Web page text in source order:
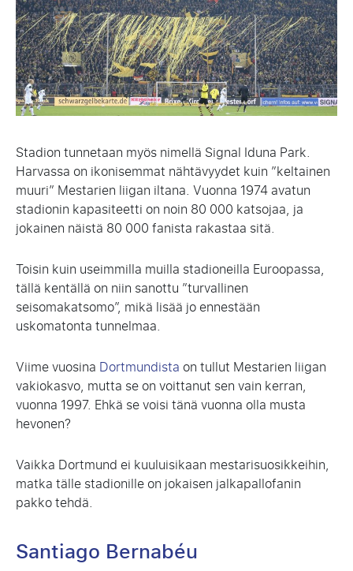
Stadion tunnetaan myös nimellä Signal Iduna Park.
Harvassa on ikonisemmat nähtävyydet kuin ”keltainen
muuri” Mestarien liigan iltana. Vuonna 1974 avatun
stadionin kapasiteetti on noin 80 000 katsojaa, ja
jokainen näistä 80 000 fanista rakastaa sitä.
Toisin kuin useimmilla muilla stadioneilla Euroopassa,
tällä kentällä on niin sanottu ”turvallinen
seisomakatsomo”, mikä lisää jo ennestään
uskomatonta tunnelmaa.
Viime vuosina Dortmundista on tullut Mestarien liigan
vakiokasvo, mutta se on voittanut sen vain kerran,
vuonna 1997. Ehkä se voisi tänä vuonna olla musta
hevonen?
Vaikka Dortmund ei kuuluisikaan mestarisuosikkeihin,
matka tälle stadionille on jokaisen jalkapallofanin
pakko tehdä.
Santiago Bernabéu